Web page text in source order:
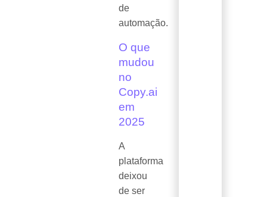
de
automação.
O que
mudou
no
Copy.ai
em
2025
A
plataforma
deixou
de ser